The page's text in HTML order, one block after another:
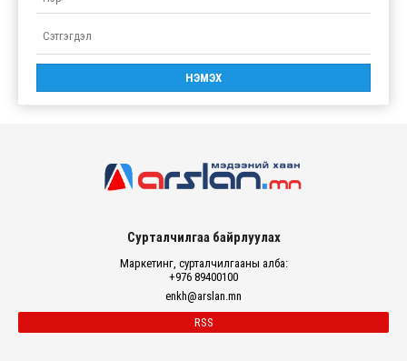
Сурталчилгаа байрлуулах
Маркетинг, сурталчилгааны алба:
+976 89400100
enkh@arslan.mn
RSS